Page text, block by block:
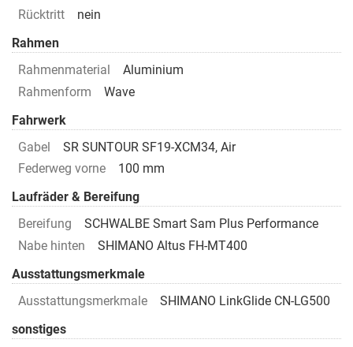
Rücktritt
nein
Rahmen
Rahmenmaterial
Aluminium
Rahmenform
Wave
Fahrwerk
Gabel
SR SUNTOUR SF19-XCM34, Air
Federweg vorne
100 mm
Laufräder & Bereifung
Bereifung
SCHWALBE Smart Sam Plus Performance
Nabe hinten
SHIMANO Altus FH-MT400
Ausstattungsmerkmale
Ausstattungsmerkmale
SHIMANO LinkGlide CN-LG500
sonstiges